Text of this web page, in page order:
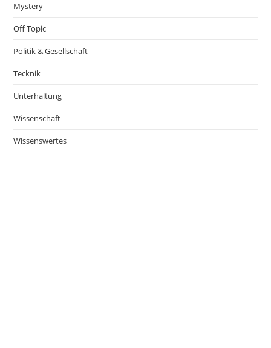
Mystery
Off Topic
Politik & Gesellschaft
Tecknik
Unterhaltung
Wissenschaft
Wissenswertes